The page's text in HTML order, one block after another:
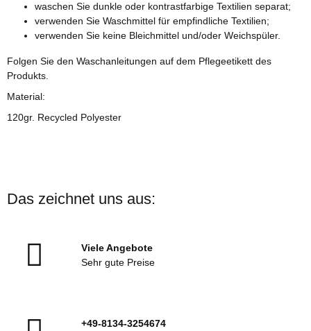
waschen Sie dunkle oder kontrastfarbige Textilien separat;
verwenden Sie Waschmittel für empfindliche Textilien;
verwenden Sie keine Bleichmittel und/oder Weichspüler.
Folgen Sie den Waschanleitungen auf dem Pflegeetikett des
Produkts.
Material:
120gr. Recycled Polyester
Das zeichnet uns aus:
Viele Angebote
Sehr gute Preise
+49-8134-3254674